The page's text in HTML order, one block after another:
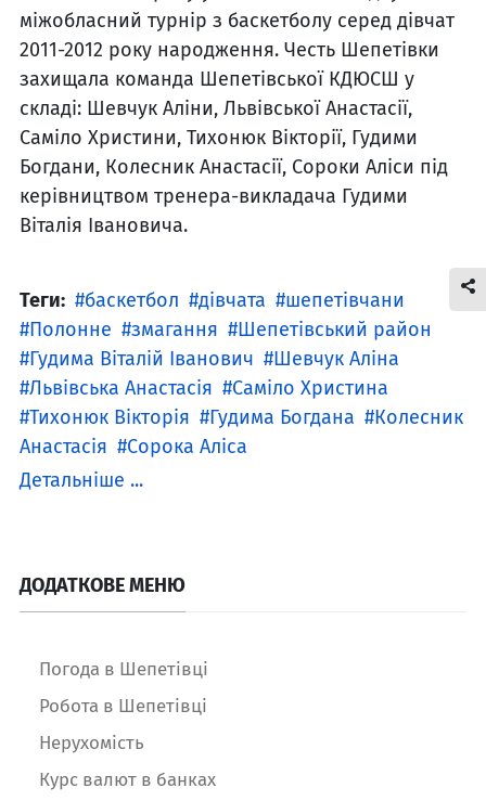
міжобласний турнір з баскетболу серед дівчат
2011-2012 року народження. Честь Шепетівки
захищала команда Шепетівської КДЮСШ у
складі: Шевчук Аліни, Львівської Анастасії,
Саміло Христини, Тихонюк Вікторії, Гудими
Богдани, Колесник Анастасії, Сороки Аліси під
керівництвом тренера-викладача Гудими
Віталія Івановича.
Теги: баскетбол дівчата
шепетівчани
Полонне
змагання
Шепетівський район
Гудима Віталій Іванович
Шевчук Аліна
Львівська Анастасія
Саміло Христина
Тихонюк Вікторія
Гудима Богдана
Колесник
Анастасія
Сорока Аліса
Детальніше ...
ДОДАТКОВЕ МЕНЮ
Погода в Шепетівці
Робота в Шепетівці
Нерухомість
Курс валют в банках